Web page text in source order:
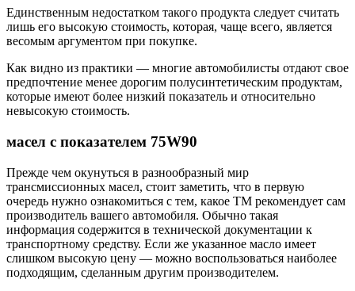
Единственным недостатком такого продукта следует считать
лишь его высокую стоимость, которая, чаще всего, является
весомым аргументом при покупке.
Как видно из практики — многие автомобилисты отдают свое
предпочтение менее дорогим полусинтетическим продуктам,
которые имеют более низкий показатель и относительно
невысокую стоимость.
масел с показателем 75W90
Прежде чем окунуться в разнообразный мир
трансмиссионных масел, стоит заметить, что в первую
очередь нужно ознакомиться с тем, какое ТМ рекомендует сам
производитель вашего автомобиля. Обычно такая
информация содержится в технической документации к
транспортному средству. Если же указанное масло имеет
слишком высокую цену — можно воспользоваться наиболее
подходящим, сделанным другим производителем.